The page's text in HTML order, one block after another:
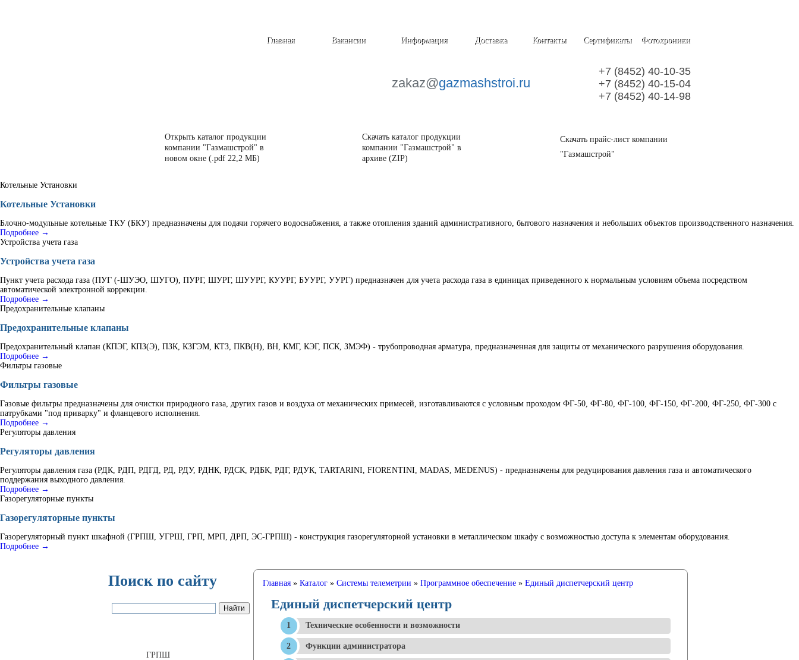
Фотохроники
Сертификаты
Контакты
Доставка
Информация
Вакансии
Главная
zakaz@gazmashstroi.ru
+7 (8452) 40-10-35
+7 (8452) 40-15-04
+7 (8452) 40-14-98
Открыть каталог продукции
компании "Газмашстрой" в
новом окне (.pdf 22,2 МБ)
Скачать каталог продукции
компании "Газмашстрой" в
архиве (ZIP)
Скачать прайс-лист компании
"Газмашстрой"
Котельные Установки
Котельные Установки
Блочно-модульные котельные ТКУ (БКУ) предназначены для подачи горячего водоснабжения, а также отопления зданий административного, бытового назначения и небольших объектов производственного назначения.
Подробнее →
Устройства учета газа
Устройства учета газа
Пункт учета расхода газа (ПУГ (-ШУЭО, ШУГО), ПУРГ, ШУРГ, ШУУРГ, КУУРГ, БУУРГ, УУРГ) предназначен для учета расхода газа в единицах приведенного к нормальным условиям объема посредством
автоматической электронной коррекции.
Подробнее →
Предохранительные клапаны
Предохранительные клапаны
Предохранительный клапан (КПЭГ, КПЗ(Э), ПЗК, КЗГЭМ, КТЗ, ПКВ(Н), ВН, КМГ, КЭГ, ПСК, ЗМЭФ) - трубопроводная арматура, предназначенная для защиты от механического разрушения оборудования.
Подробнее →
Фильтры газовые
Фильтры газовые
Газовые фильтры предназначены для очистки природного газа, других газов и воздуха от механических примесей, изготавливаются с условным проходом ФГ-50, ФГ-80, ФГ-100, ФГ-150, ФГ-200, ФГ-250, ФГ-300 с
патрубками "под приварку" и фланцевого исполнения.
Подробнее →
Регуляторы давления
Регуляторы давления
Регуляторы давления газа (РДК, РДП, РДГД, РД, РДУ, РДНК, РДСК, РДБК, РДГ, РДУК, TARTARINI, FIORENTINI, MADAS, MEDENUS) - предназначены для редуцирования давления газа и автоматического
поддержания выходного давления.
Подробнее →
Газорегуляторные пункты
Газорегуляторные пункты
Газорегуляторный пункт шкафной (ГРПШ, УГРШ, ГРП, МРП, ДРП, ЭС-ГРПШ) - конструкция газорегуляторной установки в металлическом шкафу с возможностью доступа к элементам оборудования.
Подробнее →
Поиск по сайту
ГРПШ
Главная» Каталог» Системы телеметрии » Программное обеспечение» Единый диспетчерский центр
Единый диспетчерский центр
Технические особенности и возможности
Функции администратора